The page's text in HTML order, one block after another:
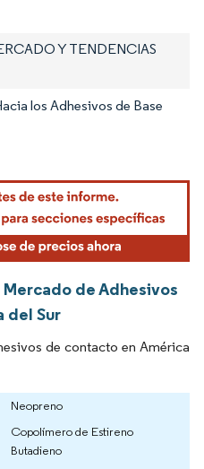
Y TENDENCIAS
los Adhesivos de Base
de Adhesivos
del Sur
de contacto en América
Neopreno
Copolímero de Estireno
Butadieno